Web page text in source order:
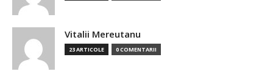
Vitalii Mereutanu
23 ARTICOLE 0 COMENTARII